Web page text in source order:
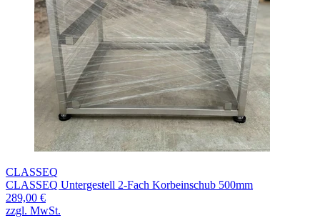
CLASSEQ
CLASSEQ Untergestell 2-Fach Korbeinschub 500mm
289,00 €
zzgl. MwSt.